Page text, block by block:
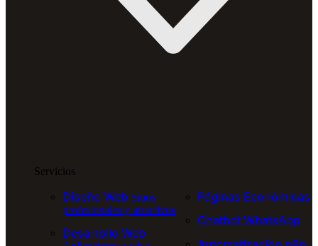
Servicios
Diseño Web Sitios
profesionales y atractivos
Desarrollo Web
Páginas Económicas
Chatbot WhatsApp